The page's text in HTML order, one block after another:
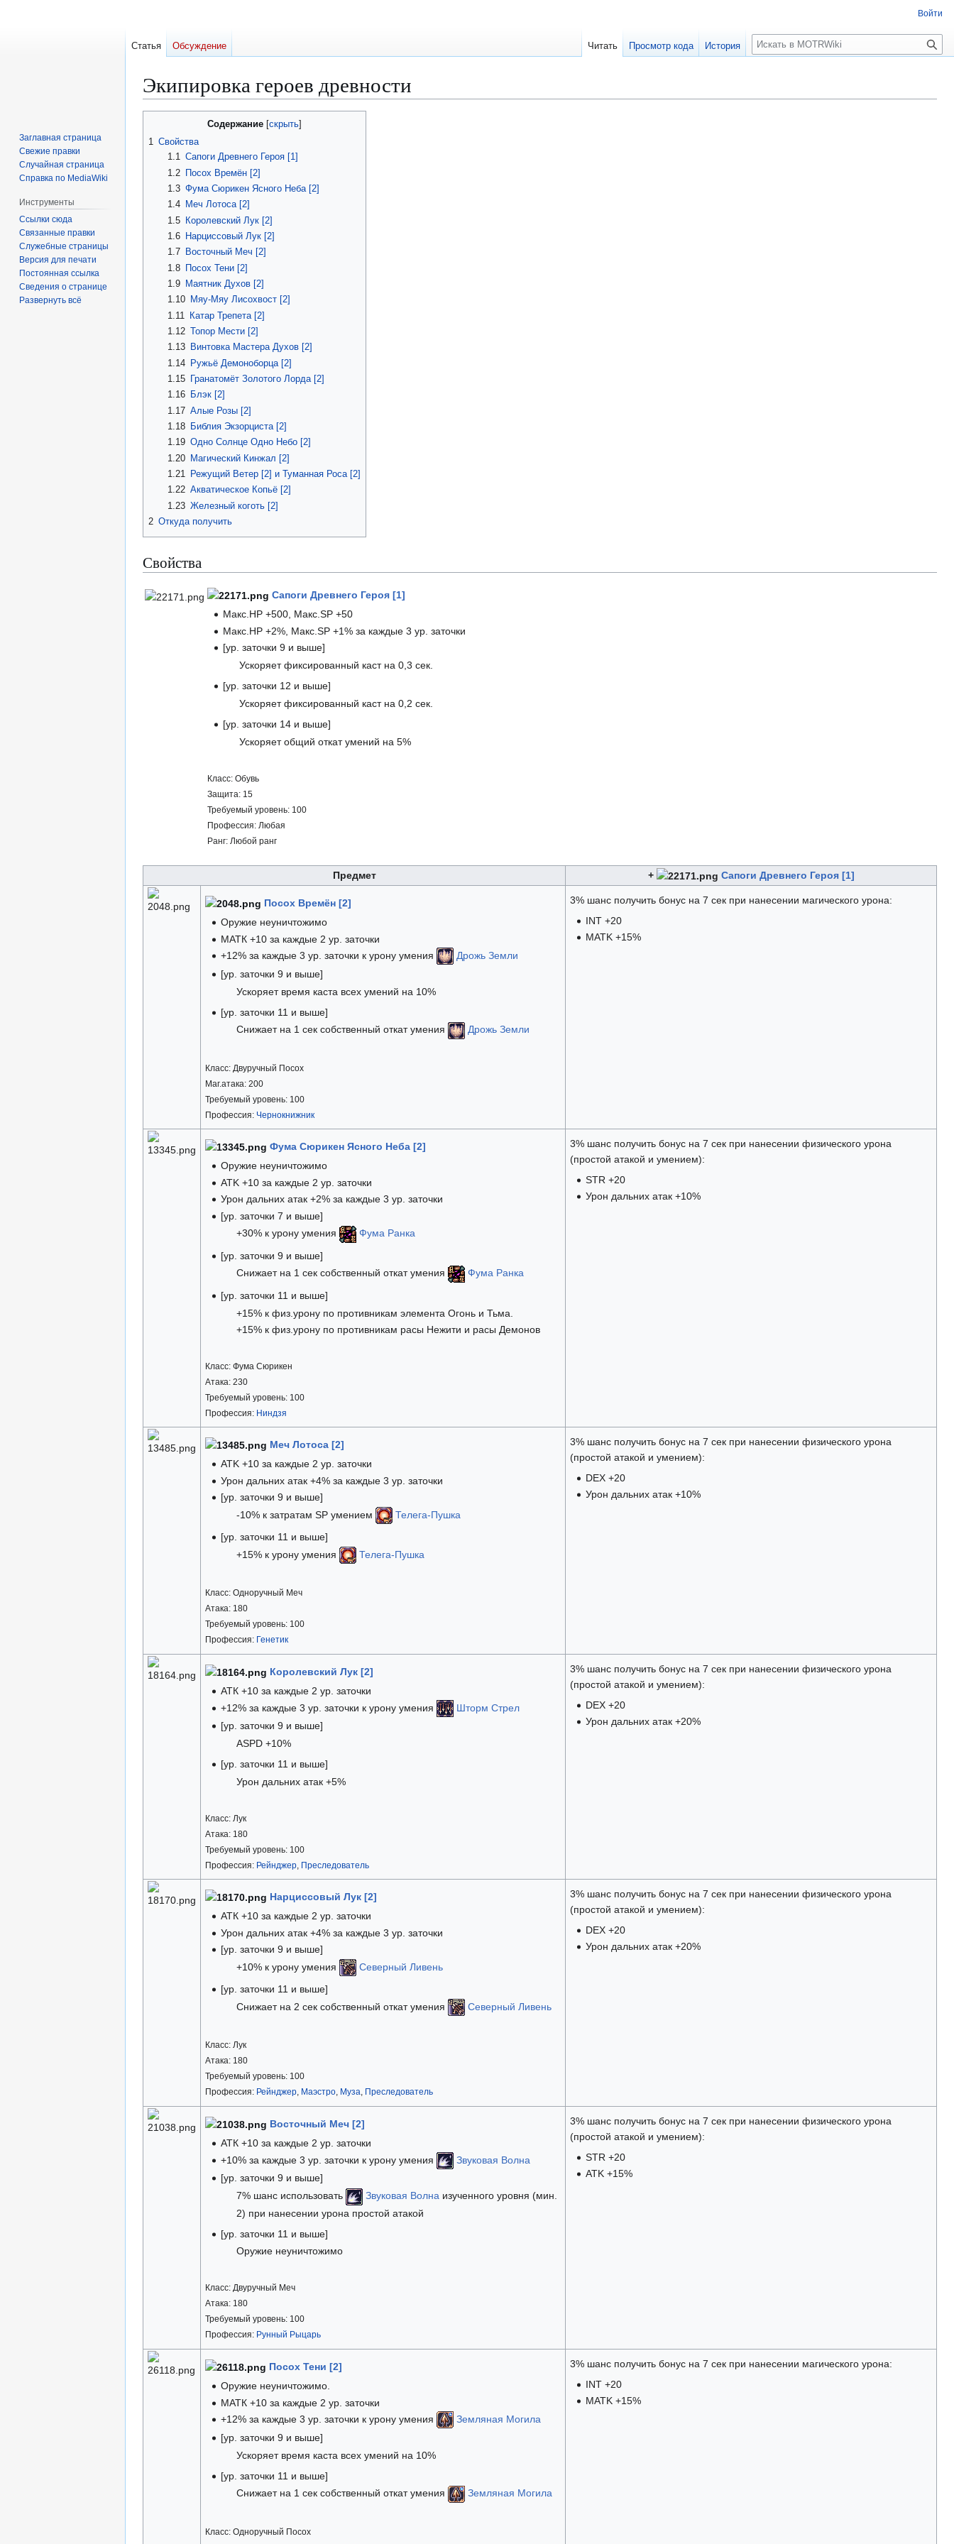
Экипировка героев древности
Содержание
1 Свойства
1.1 Сапоги Древнего Героя [1]
1.2
Посох Времён [2]
1.3 Фума Сюрикен Ясного Неба [2]
1.4
Меч Лотоса [2]
1.5
Королевский Лук [2]
1.6
Нарциссовый Лук [2]
1.7
Восточный Меч [2]
1.8 Посох Тени [2]
1.9
Маятник Духов [2]
1.10
Мяу-Мяу Лисохвост [2]
1.11
Катар Трепета [2]
1.12 Топор Мести [2]
1.13
Винтовка Мастера Духов [2]
1.14 Ружьё Демоноборца [2]
1.15
Гранатомёт Золотого Лорда [2]
1.16
Блэк [2]
1.17 Алые Розы [2]
1.18
Библия Экзорциста [2]
1.19 Одно Солнце Одно Небо [2]
1.20 Магический Кинжал [2]
1.21
Режущий Ветер [2] и Туманная Роса [2]
1.22 Акватическое Копьё [2]
1.23 Железный коготь [2]
2 Откуда получить
Свойства
Сапоги Древнего Героя [1]
Макс.HP +500, Макс.SP +50
Макс.HP +2%, Макс.SP +1% за каждые 3 ур. заточки
[ур. заточки 9 и выше]
Ускоряет фиксированный каст на 0,3 сек.
[ур. заточки 12 и выше]
Ускоряет фиксированный каст на 0,2 сек.
[ур. заточки 14 и выше]
Ускоряет общий откат умений на 5%
Класс: Обувь
Защита: 15
Требуемый уровень: 100
Профессия: Любая
Ранг: Любой ранг
Предмет + Сапоги Древнего Героя [1]
Посох Времён [2]
Оружие неуничтожимо
МАТК +10 за каждые 2 ур. заточки
+12% за каждые 3 ур. заточки к урону умения
Дрожь Земли
[ур. заточки 9 и выше]
Ускоряет время каста всех умений на 10%
[ур. заточки 11 и выше]
Снижает на 1 сек собственный откат умения
Дрожь Земли
Класс: Двуручный Посох
Маг.атака: 200
Требуемый уровень: 100
Профессия: Чернокнижник
3% шанс получить бонус на 7 сек при нанесении магического урона:
INT +20
MATK +15%
Фума Сюрикен Ясного Неба [2]
Оружие неуничтожимо
ATK +10 за каждые 2 ур. заточки
Урон дальних атак +2% за каждые 3 ур. заточки
[ур. заточки 7 и выше]
+30% к урону умения
Фума Ранка
[ур. заточки 9 и выше]
Снижает на 1 сек собственный откат умения
Фума Ранка
[ур. заточки 11 и выше]
+15% к физ.урону по противникам элемента Огонь и Тьма.
+15% к физ.урону по противникам расы Нежити и расы Демонов
Класс: Фума Сюрикен
Атака: 230
Требуемый уровень: 100
Профессия: Ниндзя
3% шанс получить бонус на 7 сек при нанесении физического урона
(простой атакой и умением):
STR +20
Урон дальних атак +10%
Меч Лотоса [2]
ATK +10 за каждые 2 ур. заточки
Урон дальних атак +4% за каждые 3 ур. заточки
[ур. заточки 9 и выше]
-10% к затратам SP умением
Телега-Пушка
[ур. заточки 11 и выше]
+15% к урону умения
Телега-Пушка
Класс: Одноручный Меч
Атака: 180
Требуемый уровень: 100
Профессия: Генетик
3% шанс получить бонус на 7 сек при нанесении физического урона
(простой атакой и умением):
DEX +20
Урон дальних атак +10%
Королевский Лук [2]
АТК +10 за каждые 2 ур. заточки
+12% за каждые 3 ур. заточки к урону умения
Шторм Стрел
[ур. заточки 9 и выше]
ASPD +10%
[ур. заточки 11 и выше]
Урон дальних атак +5%
Класс: Лук
Атака: 180
Требуемый уровень: 100
Профессия: Рейнджер, Преследователь
3% шанс получить бонус на 7 сек при нанесении физического урона
(простой атакой и умением):
DEX +20
Урон дальних атак +20%
Нарциссовый Лук [2]
АТК +10 за каждые 2 ур. заточки
Урон дальних атак +4% за каждые 3 ур. заточки
[ур. заточки 9 и выше]
+10% к урону умения
Северный Ливень
[ур. заточки 11 и выше]
Снижает на 2 сек собственный откат умения
Северный Ливень
Класс: Лук
Атака: 180
Требуемый уровень: 100
Профессия: Рейнджер, Маэстро, Муза Преследователь
3% шанс получить бонус на 7 сек при нанесении физического урона
(простой атакой и умением):
DEX +20
Урон дальних атак +20%
Восточный Меч [2]
АТК +10 за каждые 2 ур. заточки
+10% за каждые 3 ур. заточки к урону умения
Звуковая Волна
[ур. заточки 9 и выше]
7% шанс использовать
Звуковая Волна изученного уровня (мин.
2) при нанесении урона простой атакой
[ур. заточки 11 и выше]
Оружие неуничтожимо
Класс: Двуручный Меч
Атака: 180
Требуемый уровень: 100
Профессия: Рунный Рыцарь
3% шанс получить бонус на 7 сек при нанесении физического урона
(простой атакой и умением):
STR +20
ATK +15%
Посох Тени [2]
Оружие неуничтожимо.
МАТК +10 за каждые 2 ур. заточки
+12% за каждые 3 ур. заточки к урону умения
Земляная Могила
[ур. заточки 9 и выше]
Ускоряет время каста всех умений на 10%
[ур. заточки 11 и выше]
Снижает на 1 сек собственный откат умения
Земляная Могила
Класс: Одноручный Посох
3% шанс получить бонус на 7 сек при нанесении магического урона:
INT +20
MATK +15%
Войти
Статья Обсуждение Читать Просмотр кода История
П
о
к
Заглавная страница
Свежие правки
Случайная страница
Справка по MediaWiki
Инструменты
Ссылки сюда
Связанные правки
Служебные страницы
Версия для печати
Постоянная ссылка
Сведения о странице
Развернуть всё